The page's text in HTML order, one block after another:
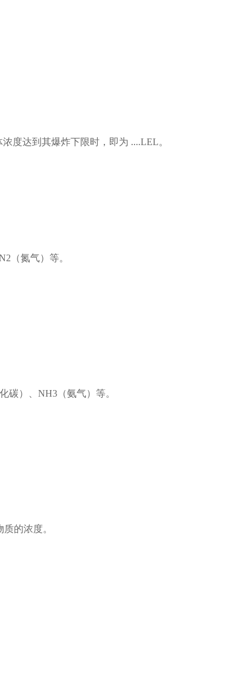
度达到其爆炸下限时，即为 ....LEL。
（氮气）等。
碳）、NH3（氨气）等。
的浓度。